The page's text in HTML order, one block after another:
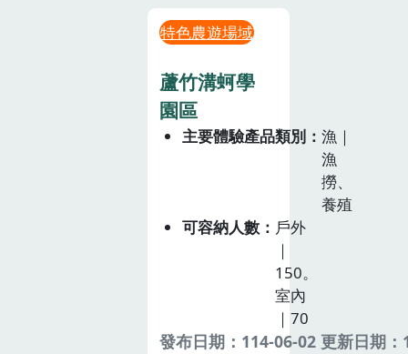
特色農遊場域
蘆竹溝蚵學
園區
主要體驗產品類別
漁｜
漁
撈、
養殖
可容納人數
戶外
｜
150。
室內
｜70
發布日期：114-06-02 更新日期